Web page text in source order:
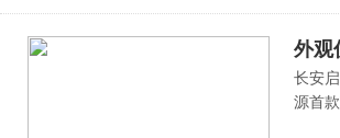
外观
长安
源首